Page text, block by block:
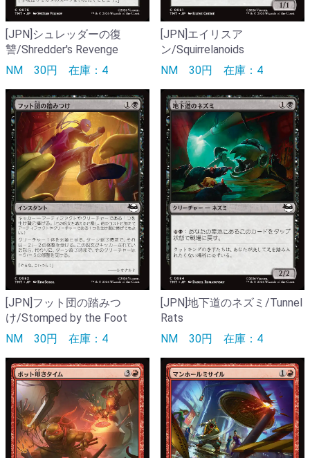
[JPN]シュレッダーの復
讐/Shredder's Revenge
NM 30円 在庫：4
[JPN]エイリスア
ン/Squirrelanoids
NM 30円 在庫：4
[JPN]フット団の踏みつ
け/Stomped by the Foot
NM 30円 在庫：4
[JPN]地下道のネズミ/Tunnel
Rats
NM 30円 在庫：4